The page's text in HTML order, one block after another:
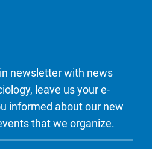
newsletter with news
leave us your e-
informed about our new
that we organize.